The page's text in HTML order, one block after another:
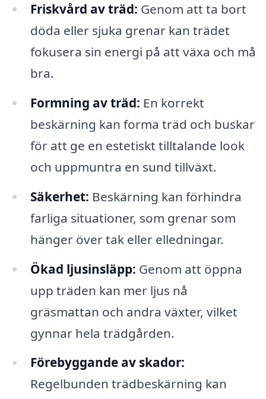
Friskvård av träd: Genom att ta bort
döda eller sjuka grenar kan trädet
fokusera sin energi på att växa och må
bra.
Formning av träd: En korrekt
beskärning kan forma träd och buskar
för att ge en estetiskt tilltalande look
och uppmuntra en sund tillväxt.
Säkerhet: Beskärning kan förhindra
farliga situationer, som grenar som
hänger över tak eller elledningar.
Ökad ljusinsläpp: Genom att öppna
upp träden kan mer ljus nå
gräsmattan och andra växter, vilket
gynnar hela trädgården.
Förebyggande av skador:
Regelbunden trädbeskärning kan